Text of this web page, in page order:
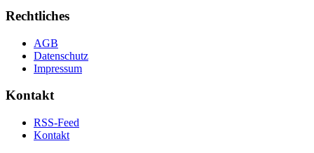
Rechtliches
AGB
Datenschutz
Impressum
Kontakt
RSS-Feed
Kontakt